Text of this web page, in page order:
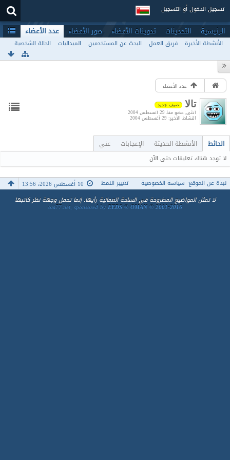
تسجيل الدخول أو التسجيل
الرئيسية التحديثات تدوينات الأعضاء صور الأعضاء عدد الأعضاء
الأنشطة الأخيرة فريق العمل البحث عن المستخدمين الميداليات الحالة الشخصية
عدد الأعضاء
تالا ضيف جديد
أنثى عضو منذ 29 أغسطس 2004
النشاط الأخير 29 أغسطس 2004
الحائط الأنشطة الحديثة الإعجابات عني
لا توجد هناك تعليقات حتى الآن
نبذة عن الموقع سياسة الخصوصية 10 أغسطس 2026، 13:56
تغيير النمط
لا تمثل المواضيع المطروحة في الساحة العمانية رأيها، إنما تحمل وجهة نظر كاتبها
om77.net, sponsored byEEDS ® OMAN © 2001-2016